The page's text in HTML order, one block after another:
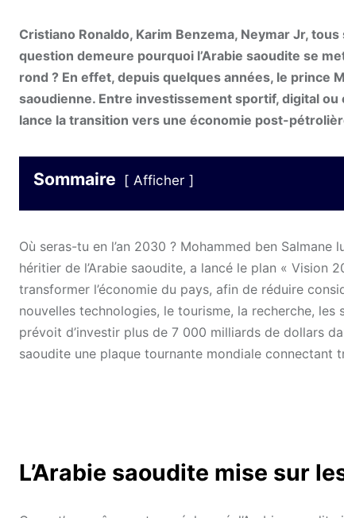
Cristiano Ronaldo, Karim Benzema, Neymar Jr,
question demeure pourquoi l’Arabie saoudite se
rond ? En effet, depuis quelques années, le prince
saoudienne. Entre investissement sportif, digital
lance la transition vers une économie post-
Sommaire Afficher
Où seras-tu en l’an 2030 ? Mohammed ben
héritier de l’Arabie saoudite, a lancé le plan «
transformer l’économie du pays, afin de réduire
nouvelles technologies, le tourisme, la recherche,
prévoit d’investir plus de 7 000 milliards de dollars
saoudite une plaque tournante mondiale connectant
L’Arabie saoudite mise sur